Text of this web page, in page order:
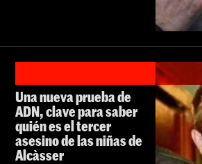
Una nueva prueba de
ADN, clave para saber
quién es el tercer
asesino de las niñas de
Alcàsser